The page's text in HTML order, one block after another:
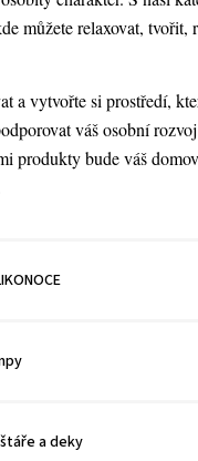
můžete relaxovat, tvořit,
a vytvořte si prostředí,
váš osobní
produkty bude váš
a deky